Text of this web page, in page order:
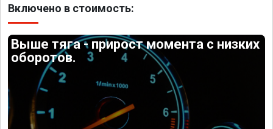
Включено в стоимость:
Выше тяга - прирост момента с низких
оборотов.